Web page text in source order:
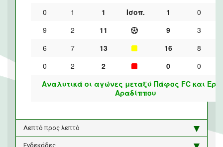
0
1 1 Ισοπ. 1
0
9
2 11 9
3
6
7 13 16
8
0
2 2 0
0
Αναλυτικά οι αγώνες μεταξύ Πάφος FC και
Αραδίππου
Λεπτό προς λεπτό
Ενδεκάδες